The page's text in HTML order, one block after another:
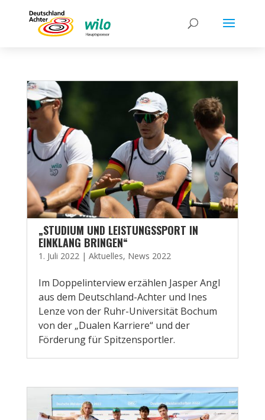
„STUDIUM UND LEISTUNGSSPORT IN
EINKLANG BRINGEN“
1. Juli 2022| Aktuelles, News 2022
Im Doppelinterview erzählen Jasper Angl
aus dem Deutschland-Achter und Ines
Lenze von der Ruhr-Universität Bochum
von der „Dualen Karriere“ und der
Förderung für Spitzensportler.